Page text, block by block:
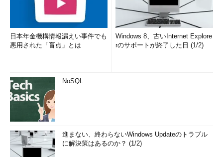
日本年金機構情報漏えい事件でも
悪用された「盲点」とは
Windows 8、古いInternet Explore
rのサポートが終了した日 (1/2)
NoSQL
進まない、終わらないWindows Updateのトラブル
に解決策はあるのか？ (1/2)